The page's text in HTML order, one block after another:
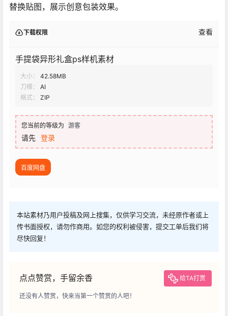
替换贴图，展示创意包装效果。
下载权限 查看
手提袋异形礼盒ps样机素材
大小：
42.58MB
刀模：
AI
格式：
ZIP
您当前的等级为 游客
请先 登录
百度网盘
本站素材乃用户投稿及网上搜集，仅供学习交流，未经原作者或上
传书面授权，请勿作商用。如您的权利被侵害，提交工单后我们将
尽快回复！
点点赞赏，手留余香 给TA打赏
还没有人赞赏，快来当第一个赞赏的人吧！